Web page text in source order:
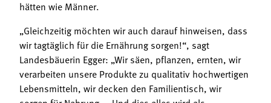
hätten wie Männer.
„Gleichzeitig möchten wir auch darauf hinweisen, dass
wir tagtäglich für die Ernährung sorgen!“, sagt
Landesbäuerin Egger: „Wir säen, pflanzen, ernten, wir
verarbeiten unsere Produkte zu qualitativ hochwertigen
Lebensmitteln, wir decken den Familientisch, wir